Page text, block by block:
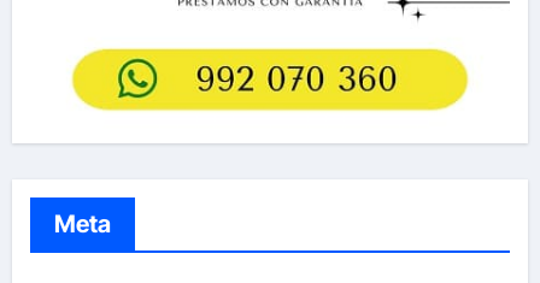
Meta